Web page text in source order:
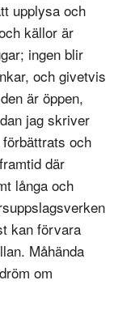
upplysa och
källor är
ingen blir
och givetvis
är öppen,
jag skriver
och
där
långa och
kan förvara
Måhända
om